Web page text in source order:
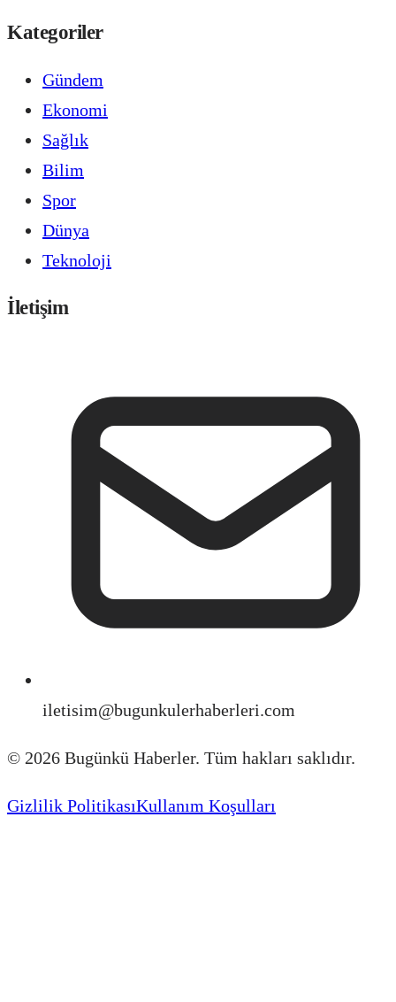
Kategoriler
Gündem
Ekonomi
Sağlık
Bilim
Spor
Dünya
Teknoloji
İletişim
iletisim@bugunkulerhaberleri.com
© 2026 Bugünkü Haberler. Tüm hakları saklıdır.
Gizlilik PolitikasıKullanım Koşulları